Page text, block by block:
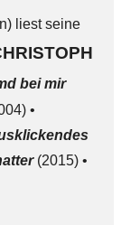
liest seine
bei mir
•
(2015) •